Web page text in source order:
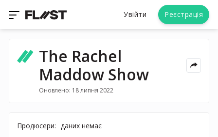
Увійти Реєстрація
The Rachel
Maddow Show
Оновлено: 18 липня 2022
Продюсери:
даних немає